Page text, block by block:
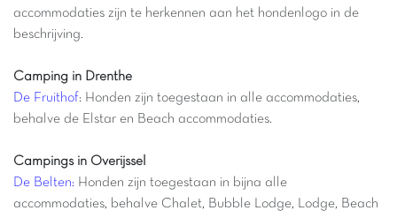
accommodaties zijn te herkennen aan het hondenlogo in de
beschrijving.
Camping in Drenthe
De Fruithof: Honden zijn toegestaan in alle accommodaties,
behalve de Elstar en Beach accommodaties.
Campings in Overijssel
De Belten: Honden zijn toegestaan in bijna alle
accommodaties, behalve Chalet, Bubble Lodge, Lodge, Beach